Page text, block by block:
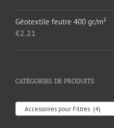
Géotextile feutre 400 gr/m²
€2.21
CATÉGORIES DE PRODUITS
Accessoires pour Filtres (4)